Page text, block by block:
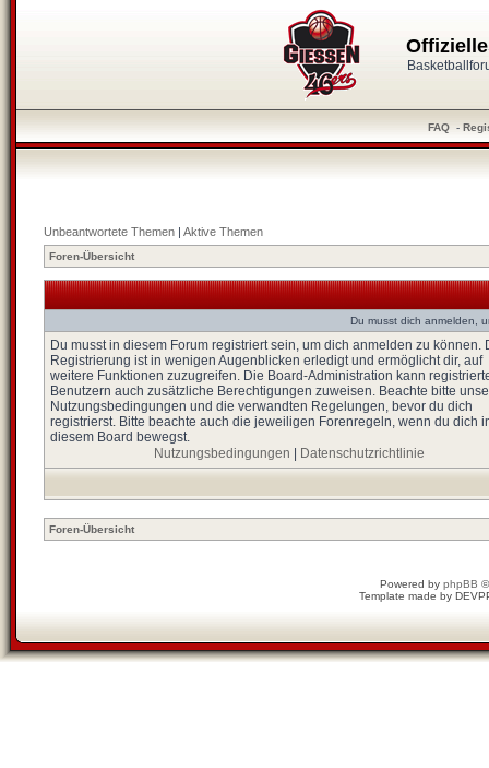
FAQ -
Unbeantwortete Themen | Aktive Themen
Foren-Übersicht
Du musst dich anmelden,
Du musst in diesem Forum registriert sein, um dich anmelden zu können.
Registrierung ist in wenigen Augenblicken erledigt und ermöglicht dir, auf
weitere Funktionen zuzugreifen. Die Board-Administration kann
Benutzern auch zusätzliche Berechtigungen zuweisen. Beachte bitte
Nutzungsbedingungen und die verwandten Regelungen, bevor du dich
registrierst. Bitte beachte auch die jeweiligen Forenregeln, wenn du dich
diesem Board bewegst.
Nutzungsbedingungen
Datenschutzrichtlinie
Foren-Übersicht
Powered by phpBB
Template made by